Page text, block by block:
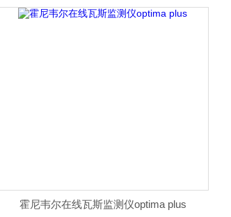
霍尼韦尔在线瓦斯监测仪optima plus